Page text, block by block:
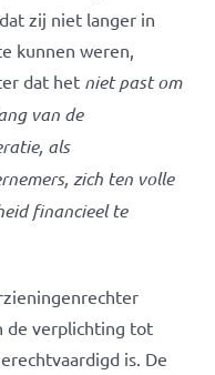
zij niet langer in
kunnen weren,
dat het niet past om
van de
als
zich ten volle
financieel te
de verplichting tot
is. De